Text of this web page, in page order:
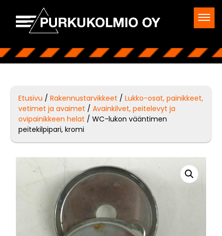
Etusivu /Rakennustarvikkeet /Lukko-osat, painikkeet,
vetimet ja avaimet /Avainkilvet, peitelevyt ja
ovipainikkeen helat / WC-lukon vääntimen
peitekilpipari, kromi